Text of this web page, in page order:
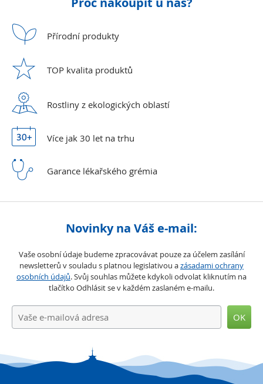
Přírodní produkty
TOP kvalita produktů
Rostliny z ekologických oblastí
Více jak 30 let na trhu
Garance lékařského grémia
Novinky na Váš e-mail:
Vaše osobní údaje budeme zpracovávat pouze za účelem zasílání
newsletterů v souladu s platnou legislativou azásadami ochrany
osobních údajů. Svůj souhlas můžete kdykoli odvolat kliknutím na
tlačítko Odhlásit se v každém zaslaném e-mailu.
OK